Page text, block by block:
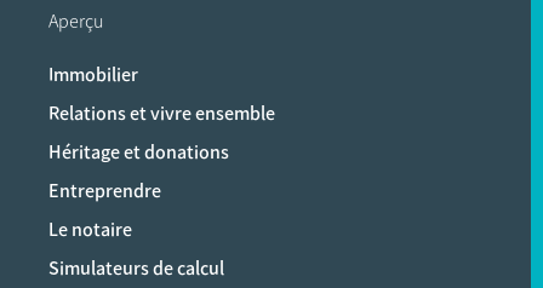
Aperçu
Immobilier
Relations et vivre ensemble
Héritage et donations
Entreprendre
Le notaire
Simulateurs de calcul